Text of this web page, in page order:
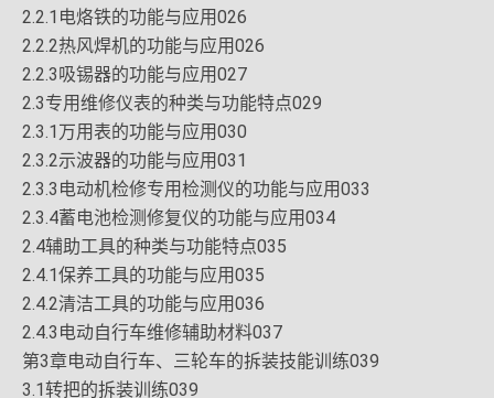
2.2.1电烙铁的功能与应用026
2.2.2热风焊机的功能与应用026
2.2.3吸锡器的功能与应用027
2.3专用维修仪表的种类与功能特点029
2.3.1万用表的功能与应用030
2.3.2示波器的功能与应用031
2.3.3电动机检修专用检测仪的功能与应用033
2.3.4蓄电池检测修复仪的功能与应用034
2.4辅助工具的种类与功能特点035
2.4.1保养工具的功能与应用035
2.4.2清洁工具的功能与应用036
2.4.3电动自行车维修辅助材料037
第3章电动自行车、三轮车的拆装技能训练039
3.1转把的拆装训练039